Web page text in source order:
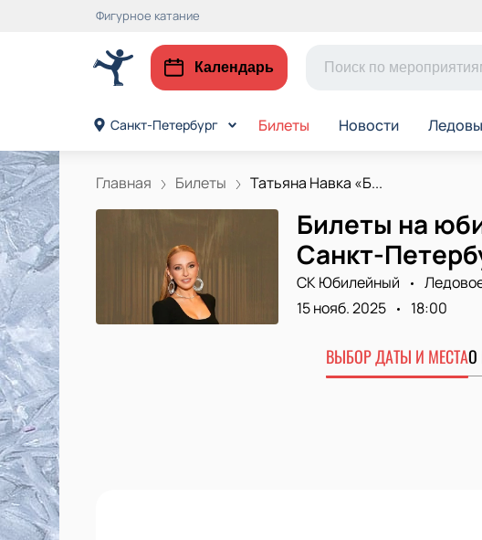
Фигурное катание
Календарь
Санкт-Петербург Билеты Новости
Главная Билеты Татьяна Навка «Б...
Билеты на
Санкт-
СК Юбилейный
15 нояб. 2025
18:00
ВЫБОР ДАТЫ И МЕСТАО